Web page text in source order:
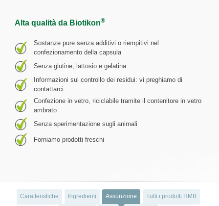
Alta qualità da Biotikon®
Sostanze pure senza additivi o riempitivi nel
confezionamento della capsula
Senza glutine, lattosio e gelatina
Informazioni sul controllo dei residui: vi preghiamo di
contattarci.
Confezione in vetro, riciclabile tramite il contenitore in vetro
ambrato
Senza sperimentazione sugli animali
Forniamo prodotti freschi
Caratteristiche Ingredienti Assunzione Tutti i prodotti HMB